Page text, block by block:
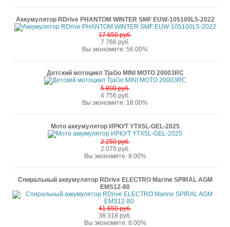
Аккумулятор RDrive PHANTOM WINTER SMF EUW-105100L5-2022
17 650 руб.
7 766 руб.
Вы экономите: 56.00%
Детский мотоцикл TjaGo MINI MOTO 20003RC
5 800 руб.
4 756 руб.
Вы экономите: 18.00%
Мото аккумулятор ИРКУТ YTX5L-GEL-2025
2 250 руб.
2 070 руб.
Вы экономите: 8.00%
Спиральный аккумулятор RDrive ELECTRO Marine SPIRAL AGM
EMS12-80
41 650 руб.
38 318 руб.
Вы экономите: 8.00%